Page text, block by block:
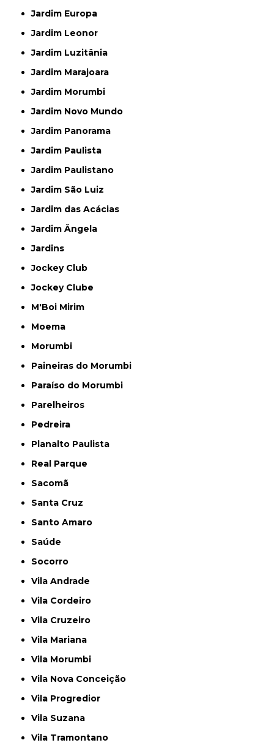
Jardim Europa
Jardim Leonor
Jardim Luzitânia
Jardim Marajoara
Jardim Morumbi
Jardim Novo Mundo
Jardim Panorama
Jardim Paulista
Jardim Paulistano
Jardim São Luiz
Jardim das Acácias
Jardim Ângela
Jardins
Jockey Club
Jockey Clube
M'Boi Mirim
Moema
Morumbi
Paineiras do Morumbi
Paraíso do Morumbi
Parelheiros
Pedreira
Planalto Paulista
Real Parque
Sacomã
Santa Cruz
Santo Amaro
Saúde
Socorro
Vila Andrade
Vila Cordeiro
Vila Cruzeiro
Vila Mariana
Vila Morumbi
Vila Nova Conceição
Vila Progredior
Vila Suzana
Vila Tramontano